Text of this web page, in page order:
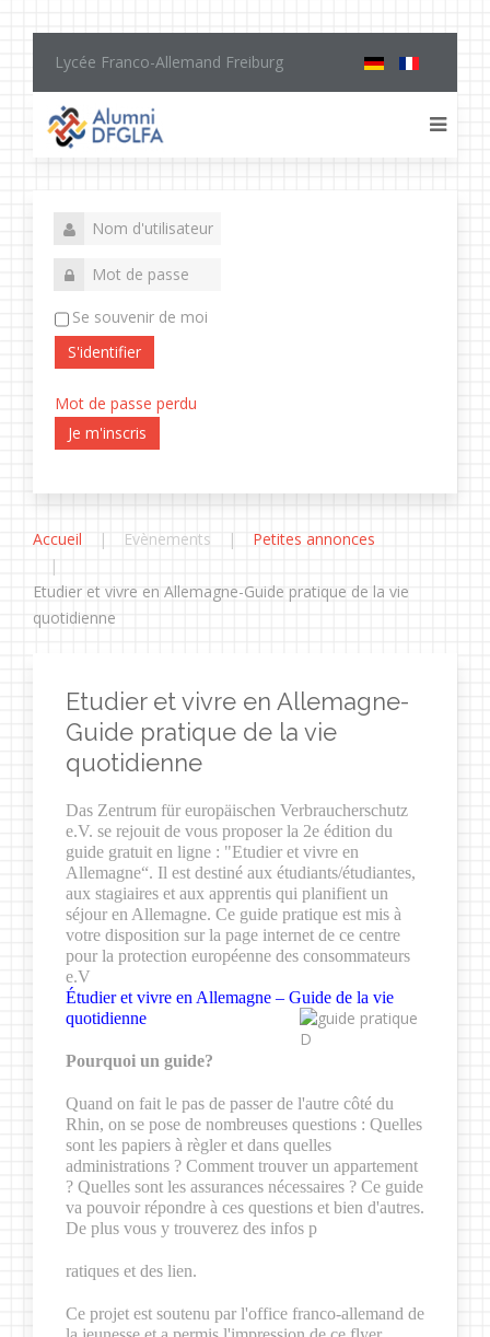
Lycée Franco-Allemand Freiburg
Se souvenir de moi
S'identifier
Mot de passe perdu
Je m'inscris
Accueil Evènements Petites annonces
Etudier et vivre en Allemagne-Guide pratique de la vie
quotidienne
Etudier et vivre en Allemagne-
Guide pratique de la vie
quotidienne
Das Zentrum für europäischen Verbraucherschutz
e.V. se rejouit de vous proposer la 2e édition du
guide gratuit en ligne : "Etudier et vivre en
Allemagne“. Il est destiné aux étudiants/étudiantes,
aux stagiaires et aux apprentis qui planifient un
séjour en Allemagne. Ce guide pratique est mis à
votre disposition sur la page internet de ce centre
pour la protection européenne des consommateurs
e.V
Étudier et vivre en Allemagne – Guide de la vie
quotidienne
Pourquoi un guide?
Quand on fait le pas de passer de l'autre côté du
Rhin, on se pose de nombreuses questions : Quelles
sont les papiers à règler et dans quelles
administrations ? Comment trouver un appartement
? Quelles sont les assurances nécessaires ? Ce guide
va pouvoir répondre à ces questions et bien d'autres.
De plus vous y trouverez des infos p
ratiques et des lien.
Ce projet est soutenu par l'office franco-allemand de